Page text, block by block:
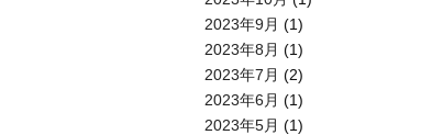
2023年9月 (1)
2023年8月 (1)
2023年7月 (2)
2023年6月 (1)
2023年5月 (1)